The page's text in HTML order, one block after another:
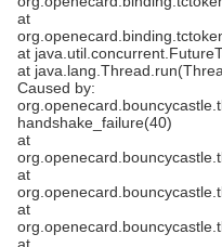
at
at
at
Caused by:
handshake_failure(40)
at
at
at